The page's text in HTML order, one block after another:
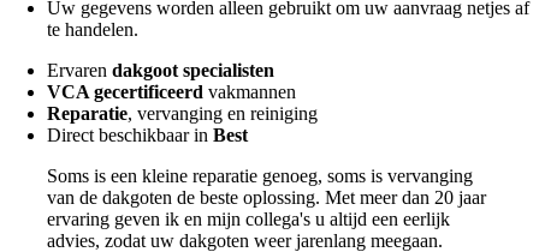
Uw gegevens worden alleen gebruikt om uw aanvraag netjes af
te handelen.
Ervarendakgoot specialisten
VCA gecertificeerdvakmannen
Reparatie, vervanging en reiniging
Direct beschikbaar inBest
Soms is een kleine reparatie genoeg, soms is vervanging
van de dakgoten de beste oplossing. Met meer dan 20 jaar
ervaring geven ik en mijn collega's u altijd een eerlijk
advies, zodat uw dakgoten weer jarenlang meegaan.